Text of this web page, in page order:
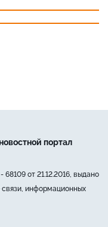
портал
от 21.12.2016, выдано
информационных